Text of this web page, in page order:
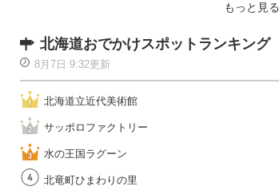
もっと見る
北海道おでかけスポットランキング
8月7日 9:32更新
北海道立近代美術館
サッポロファクトリー
水の王国ラグーン
北竜町ひまわりの里